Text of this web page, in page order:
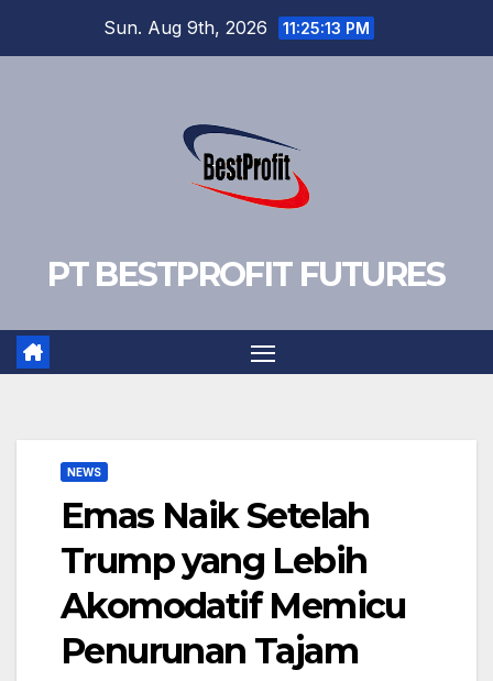
Sun. Aug 9th, 2026 11:25:14 PM
PT BESTPROFIT FUTURES
NEWS
Emas Naik Setelah
Trump yang Lebih
Akomodatif Memicu
Penurunan Tajam